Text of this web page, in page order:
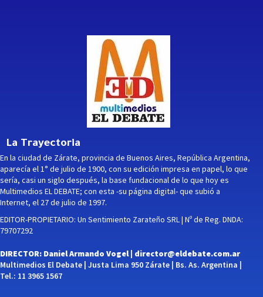
La Trayectoria
En la ciudad de Zárate, provincia de Buenos Aires, República Argentina,
aparecía el 1° de julio de 1900, con su edición impresa en papel, lo que
sería, casi un siglo después, la base fundacional de lo que hoy es
Multimedios EL DEBATE; con esta -su página digital- que subió a
Internet, el 27 de julio de 1997.
EDITOR-PROPIETARIO: Un Sentimiento Zarateño SRL | Nº de Reg. DNDA:
79707292
DIRECTOR: Daniel Armando Vogel | director@eldebate.com.ar
Multimedios El Debate | Justa Lima 950 Zárate | Bs. As. Argentina |
Tel.: 11 3965 1567